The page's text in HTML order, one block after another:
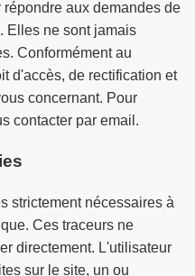
aux demandes de
Elles ne sont jamais
Conformément au
d'accès, de rectification et
concernant. Pour
contacter par email.
strictement nécessaires à
Ces traceurs ne
directement. L'utilisateur
sur le site, un ou